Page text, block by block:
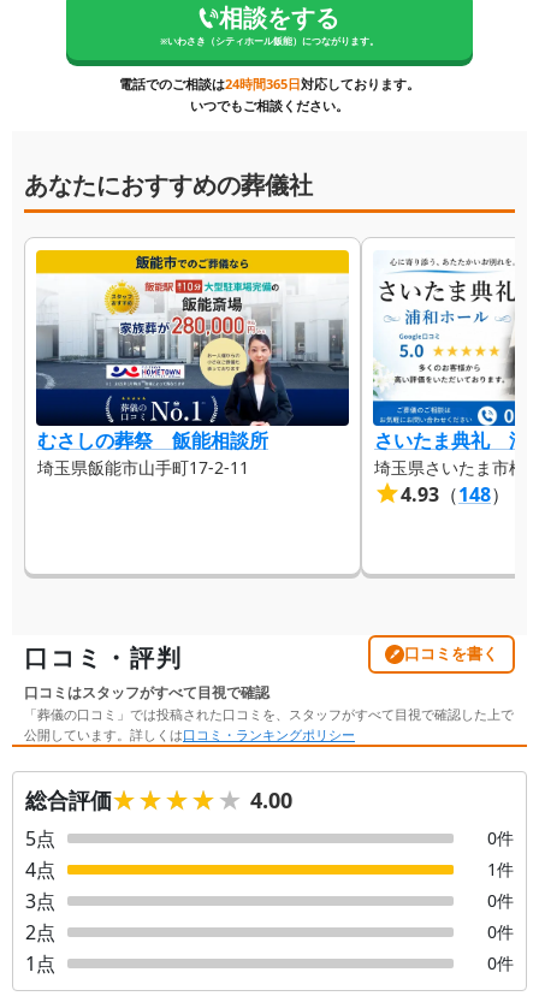
相談をする
※いわさき（シティホール飯能） につながります。
電話でのご相談は24時間365日対応しております。
いつでもご相談ください。
あなたにおすすめの葬儀社
むさしの葬祭 飯能相談所
埼玉県飯能市山手町17-2-11
さいたま典礼 浦
埼玉県さいたま市桜
4.93 （148）
口コミ・評判 口コミを書く
口コミはスタッフがすべて目視で確認
「葬儀の口コミ」では投稿された口コミを、スタッフがすべて目視で確認した上で
公開しています。詳しくは口コミ・ランキングポリシー
総合評価★★★★★
★★★★★ 4.00
5点 0件
4点 1件
3点 0件
2点 0件
1 点 0件